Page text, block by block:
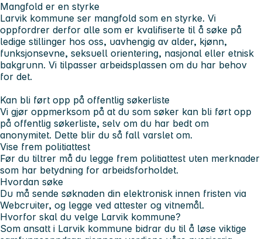
Mangfold er en styrke
Larvik kommune ser mangfold som en styrke. Vi
oppfordrer derfor alle som er kvalifiserte til å søke på
ledige stillinger hos oss, uavhengig av alder, kjønn,
funksjonsevne, seksuell orientering, nasjonal eller etnisk
bakgrunn. Vi tilpasser arbeidsplassen om du har behov
for det.
Kan bli ført opp på offentlig søkerliste
Vi gjør oppmerksom på at du som søker kan bli ført opp
på offentlig søkerliste, selv om du har bedt om
anonymitet. Dette blir du så fall varslet om.
Vise frem politiattest
Før du tiltrer må du legge frem politiattest uten merknader
som har betydning for arbeidsforholdet.
Hvordan søke
Du må sende søknaden din elektronisk innen fristen via
Webcruiter, og legge ved attester og vitnemål.
Hvorfor skal du velge Larvik kommune?
Som ansatt i Larvik kommune bidrar du til å løse viktige